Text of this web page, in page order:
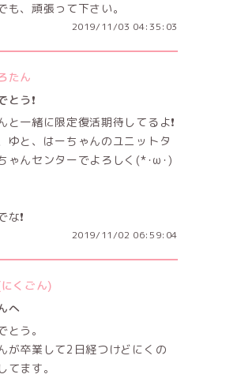
も、頑張って下さい。
2019/11/03 04:35:03
たん
とう❗️
と一緒に限定復活期待してるよ❗️
ゆと、はーちゃんのユニットタ
ゃんセンターでよろしく(*･ω･)
❗️
2019/11/02 06:59:04
くごん)
へ
とう。
が卒業して2日経つけどにくの
てます。